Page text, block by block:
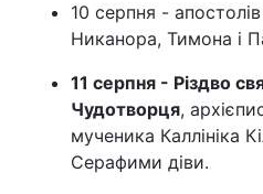
10 серпня -
Никанора, Тимона і
11 серпня - Різдво
Чудотворця,
мученика Каллініка
Серафими діви.